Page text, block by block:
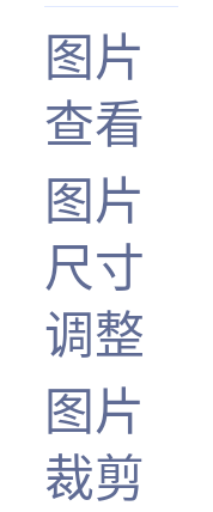
图片
查看
图片
尺寸
调整
图片
裁剪